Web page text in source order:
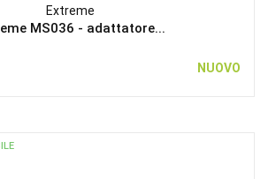
Extreme
MS036 - adattatore...
NUOVO